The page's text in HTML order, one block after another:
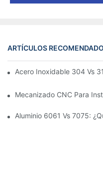
ARTÍCULOS
Acero Inoxidable 304 Vs
Mecanizado CNC Para
Aluminio 6061 Vs 7075: